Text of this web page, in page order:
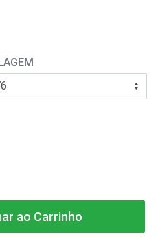
ao Carrinho